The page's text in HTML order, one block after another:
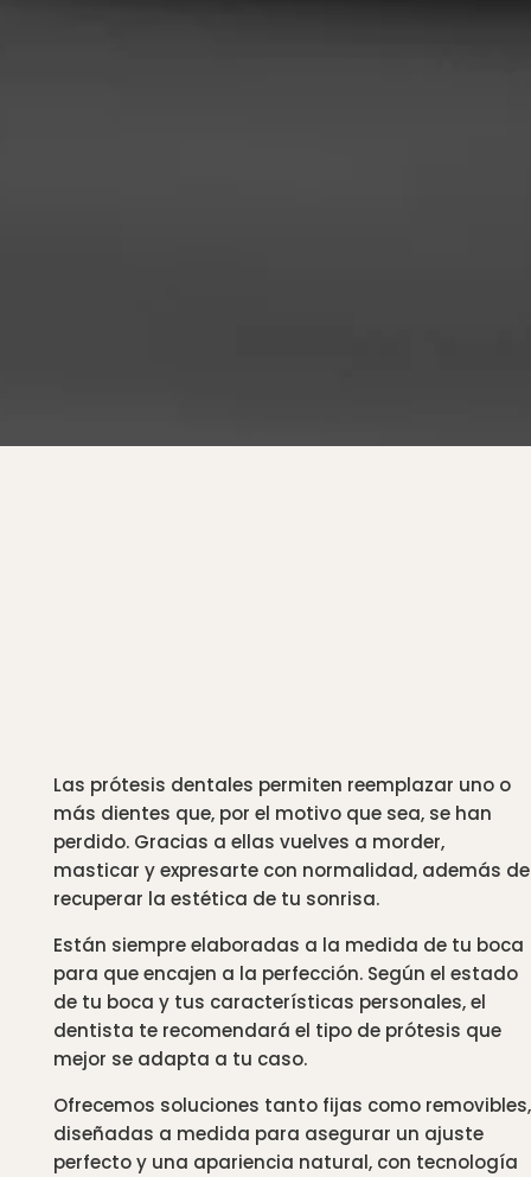
Las prótesis dentales permiten reemplazar uno o
más dientes que, por el motivo que sea, se han
perdido. Gracias a ellas vuelves a morder,
masticar y expresarte con normalidad, además de
recuperar la estética de tu sonrisa.
Están siempre elaboradas a la medida de tu boca
para que encajen a la perfección. Según el estado
de tu boca y tus características personales, el
dentista te recomendará el tipo de prótesis que
mejor se adapta a tu caso.
Ofrecemos soluciones tanto fijas como removibles,
diseñadas a medida para asegurar un ajuste
perfecto y una apariencia natural, con tecnología